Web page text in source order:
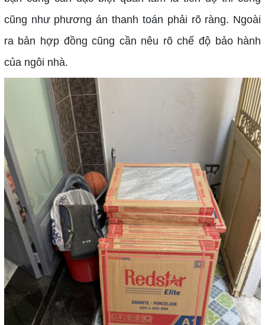
cũng như phương án thanh toán phải rõ ràng. Ngoài
ra bản hợp đồng cũng cần nêu rõ chế độ bảo hành
của ngôi nhà.